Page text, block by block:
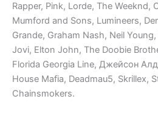
Rapper, Pink, Lorde, The Weeknd,
Mumford and Sons, Lumineers,
Grande, Graham Nash, Neil
Jovi, Elton John, The Doobie
Florida Georgia Line, Джейсон
House Mafia, Deadmau5, Skrillex,
Chainsmokers.